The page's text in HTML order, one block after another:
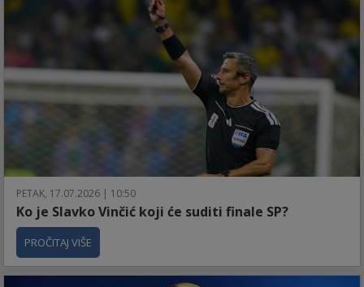
PETAK, 17.07.2026 | 10:50
Ko je Slavko Vinčić koji će suditi finale SP?
PROČITAJ VIŠE